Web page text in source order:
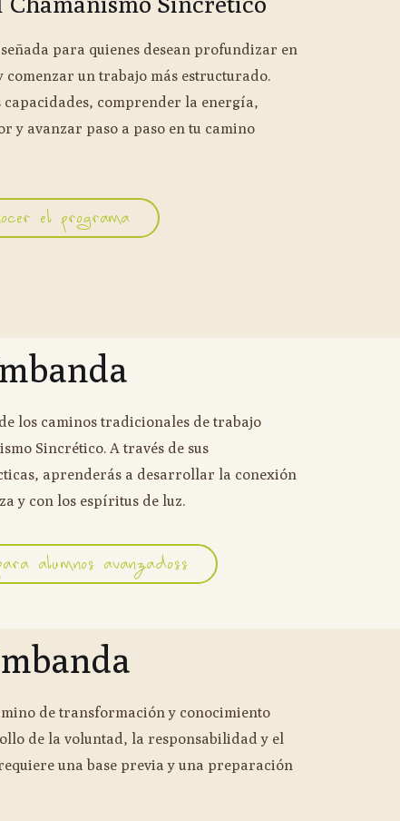
para quienes desean profundizar en
comenzar un trabajo más estructurado.
comprender la energía,
y avanzar paso a paso en tu camino
el programa
los caminos tradicionales de trabajo
Sincrético. A través de sus
aprenderás a desarrollar la conexión
y con los espíritus de luz.
alumnos avanzadoss
de transformación y conocimiento
de la voluntad, la responsabilidad y el
una base previa y una preparación